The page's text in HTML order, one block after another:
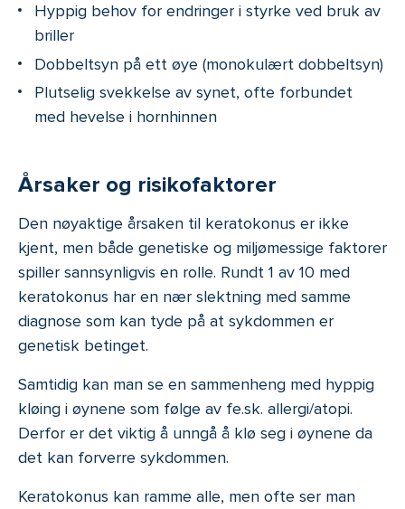
Hyppig behov for endringer i styrke ved bruk av
briller
Dobbeltsyn på ett øye (monokulært dobbeltsyn)
Plutselig svekkelse av synet, ofte forbundet
med hevelse i hornhinnen
Årsaker og risikofaktorer
Den nøyaktige årsaken til keratokonus er ikke
kjent, men både genetiske og miljømessige faktorer
spiller sannsynligvis en rolle. Rundt 1 av 10 med
keratokonus har en nær slektning med samme
diagnose som kan tyde på at sykdommen er
genetisk betinget.
Samtidig kan man se en sammenheng med hyppig
kløing i øynene som følge av fe.sk. allergi/atopi.
Derfor er det viktig å unngå å klø seg i øynene da
det kan forverre sykdommen.
Keratokonus kan ramme alle, men ofte ser man